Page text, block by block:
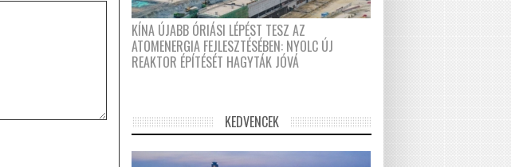
KÍNA ÚJABB ÓRIÁSI LÉPÉST TESZ AZ
ATOMENERGIA FEJLESZTÉSÉBEN: NYOLC ÚJ
REAKTOR ÉPÍTÉSÉT HAGYTÁK JÓVÁ
KEDVENCEK